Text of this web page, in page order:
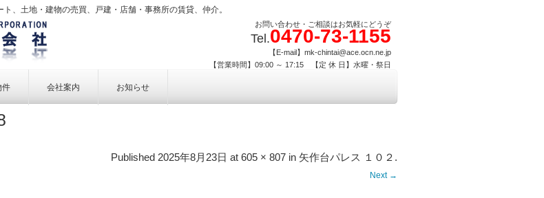
、土地・建物の売買、戸建・店舗・事務所の賃貸、仲介。
お問い合わせ・ご相談はお気軽にどうぞ
Tel.0470-73-1155
【E-mail】mk-chintai@ace.ocn.ne.jp
【営業時間】09:00 ～ 17:15 【定 休 日】水曜・祭日
件
買物件一覧
会社案内 お知らせ
Published 2025年8月23日 at 605 × 807 in 矢作台パレス １０２ .
Next →